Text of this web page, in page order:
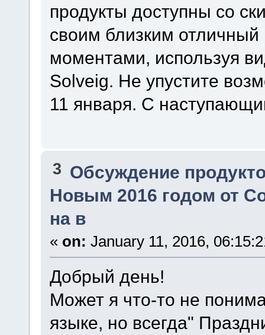
продукты доступны со
своим близким
моментами, используя
Solveig. Не упустите
11 января. С
3 Обсуждение
Новым 2016 годом от
на в
« on: January 11, 2016,
Добрый день!
Может я что-то не
языке, но всегда"